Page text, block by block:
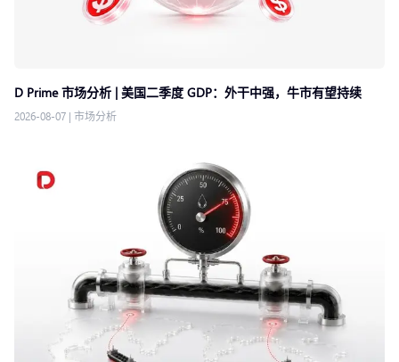
D Prime 市场分析 | 美国二季度 GDP：外干中强，牛市有望持续
2026-08-07 | 市场分析